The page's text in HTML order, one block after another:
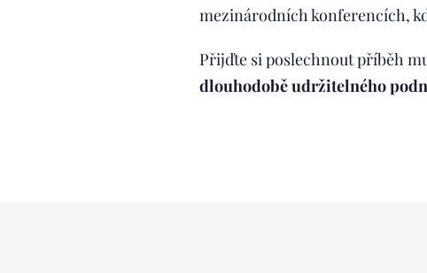
mezinárodních konferencích,
Přijďte si poslechnout příběh
dlouhodobě udržitelného